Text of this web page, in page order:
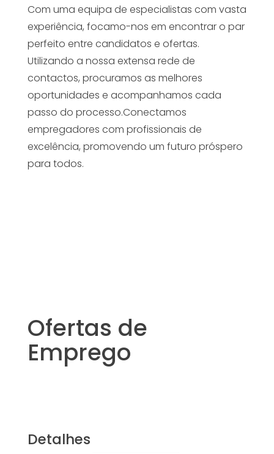
Com uma equipa de especialistas com vasta
experiência, focamo-nos em encontrar o par
perfeito entre candidatos e ofertas.
Utilizando a nossa extensa rede de
contactos, procuramos as melhores
oportunidades e acompanhamos cada
passo do processo.Conectamos
empregadores com profissionais de
excelência, promovendo um futuro próspero
para todos.
Ofertas de
Emprego
Detalhes